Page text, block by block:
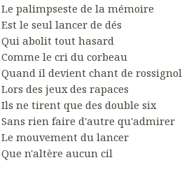
Le palimpseste de la mémoire
Est le seul lancer de dés
Qui abolit tout hasard
Comme le cri du corbeau
Quand il devient chant de rossignol
Lors des jeux des rapaces
Ils ne tirent que des double six
Sans rien faire d'autre qu'admirer
Le mouvement du lancer
Que n'altère aucun cil